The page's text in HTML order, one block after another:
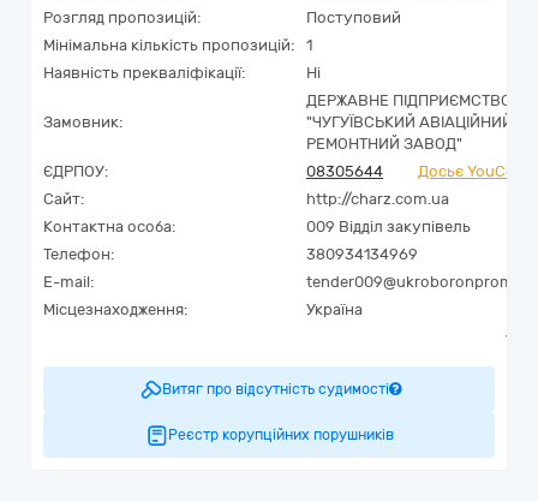
Розгляд пропозицій:
Поступовий
Мінімальна кількість пропозицій:
1
Наявність прекваліфікації:
Ні
Замовник:
ДЕРЖАВНЕ ПІДПРИЄМСТВО
"ЧУГУЇВСЬКИЙ АВІАЦІЙНИЙ
РЕМОНТНИЙ ЗАВОД"
ЄДРПОУ:
08305644
Досьє
Сайт:
http://charz.com.ua
Контактна особа:
009 Відділ закупівель
Телефон:
380934134969
E-mail:
Місцезнаходження:
Україна
Витяг про відсутність судимості
Реєстр корупційних порушників